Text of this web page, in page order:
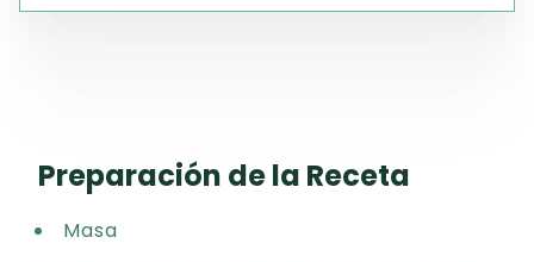
Preparación de la Receta
Masa